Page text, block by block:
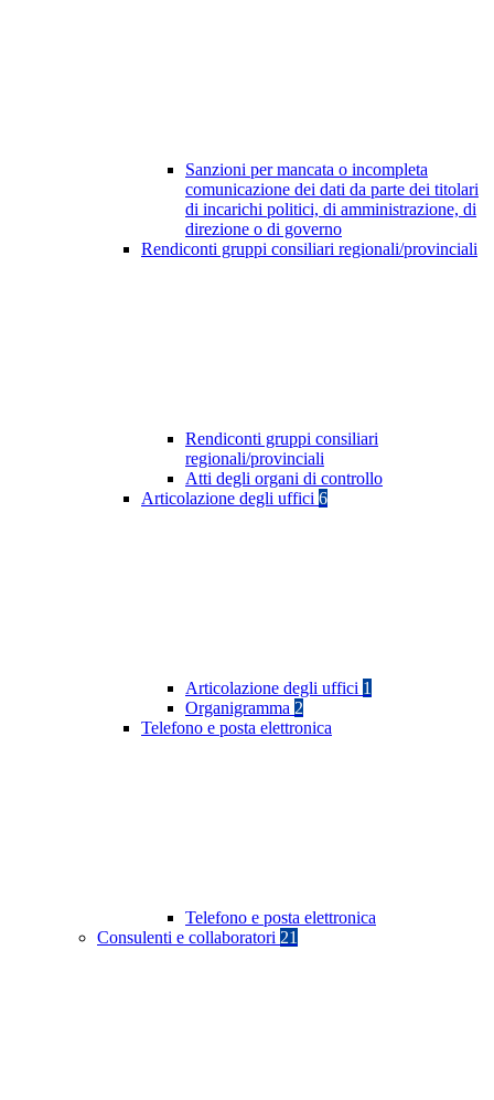
Sanzioni per mancata o incompleta
comunicazione dei dati da parte dei titolari
di incarichi politici, di amministrazione, di
direzione o di governo
Rendiconti gruppi consiliari regionali/provinciali
Rendiconti gruppi consiliari
regionali/provinciali
Atti degli organi di controllo
Articolazione degli uffici 6
Articolazione degli uffici 1
Organigramma 2
Telefono e posta elettronica
Telefono e posta elettronica
Consulenti e collaboratori 21